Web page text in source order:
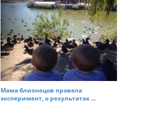
Мама близнецов провела
эксперимент, о результатах ...